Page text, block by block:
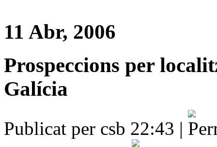
11 Abr, 2006
Prospeccions per
Galícia
Publicat per csb 22:43 |